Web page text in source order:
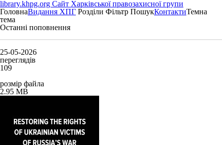
library.khpg.org Сайт Харківської правозахисної групи
ГоловнаВидання ХПГ Розділи Фільтр ПошукКонтактиТемна
тема
Останні поповнення
25-05-2026
переглядів
109
розмір файла
2.95 MB